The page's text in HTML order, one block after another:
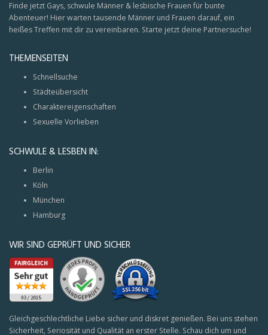
Finde jetzt Gays, schwule Männer & lesbische Frauen für bunte
Abenteuer! Hier warten tausende Männer und Frauen darauf, ein
heißes Treffen mit dir zu vereinbaren. Starte jetzt deine Partnersuche!
THEMENSEITEN
Schnellsuche
Städteübersicht
Charaktereigenschaften
Sexuelle Vorlieben
SCHWULE & LESBEN IN:
Berlin
Köln
München
Hamburg
WIR SIND GEPRÜFT UND SICHER
Gleichgeschlechtliche Liebe sicher und diskret genießen. Bei uns stehen
Sicherheit, Seriosität und Qualität an erster Stelle. Schau dich um und